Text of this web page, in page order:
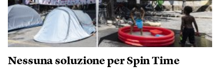
Nessuna soluzione per Spin Time